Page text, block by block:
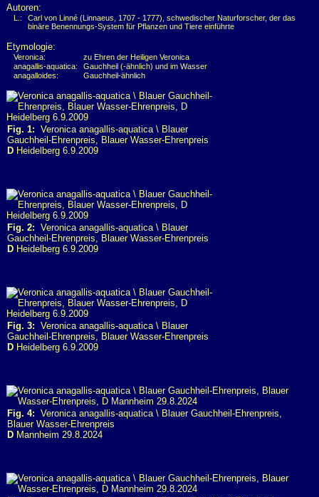
Autoren:
L.:
Carl von Linné (Linnaeus, 1707 - 1777), schwedischer Naturforscher, der das
binäre Benennungs-System für Pflanzen und Tiere einführte
Etymologie:
Veronica:
zu Ehren der Heiligen Veronica
anagallis-aquatica:
Gauchheil (-ähnlich) und im Wasser
anagalloides:
Gauchheil-ähnlich
Fig. 1: Veronica anagallis-aquatica \ Blauer
Gauchheil-Ehrenpreis, Blauer Wasser-Ehrenpreis
D Heidelberg 6.9.2009
Fig. 2: Veronica anagallis-aquatica \ Blauer
Gauchheil-Ehrenpreis, Blauer Wasser-Ehrenpreis
D Heidelberg 6.9.2009
Fig. 3: Veronica anagallis-aquatica \ Blauer
Gauchheil-Ehrenpreis, Blauer Wasser-Ehrenpreis
D Heidelberg 6.9.2009
Fig. 4: Veronica anagallis-aquatica \ Blauer Gauchheil-Ehrenpreis,
Blauer Wasser-Ehrenpreis
D Mannheim 29.8.2024